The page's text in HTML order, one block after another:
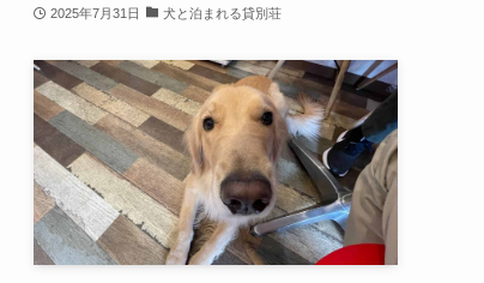
2025年7月31日 犬と泊まれる貸別荘